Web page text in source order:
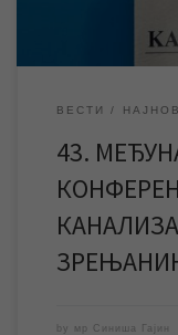
ВЕСТИ
43.
by мр Синиша Гајин